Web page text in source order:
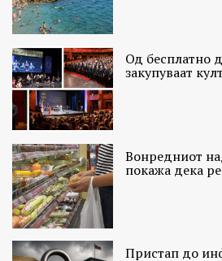
Од бесплатно
закупуваат
Вонредниот
покажа дека
Пристап до